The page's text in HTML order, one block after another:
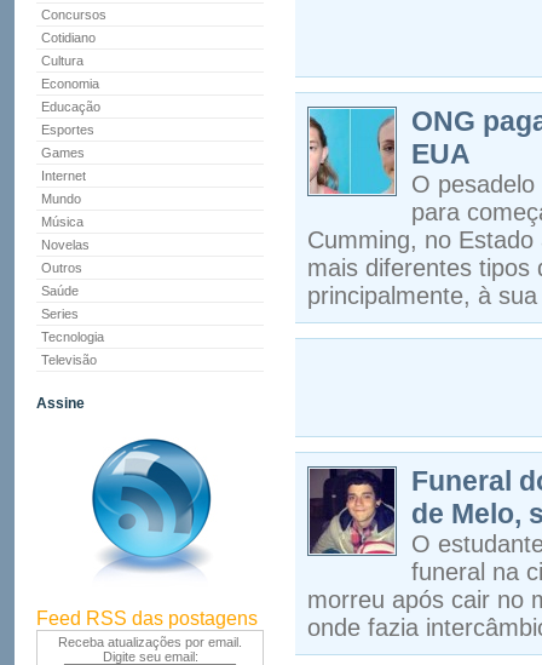
Concursos
Cotidiano
Cultura
Economia
Educação
Esportes
Games
Internet
Mundo
Música
Novelas
Outros
Saúde
Series
Tecnologia
Televisão
Assine
Feed RSS das postagens
Receba atualizações por email.
Digite seu email:
ONG
EUA
O
para
Cumming, no
mais diferentes tipos
principalmente, à
Funeral
de Melo,
O
funeral na
morreu após cair no
onde fazia